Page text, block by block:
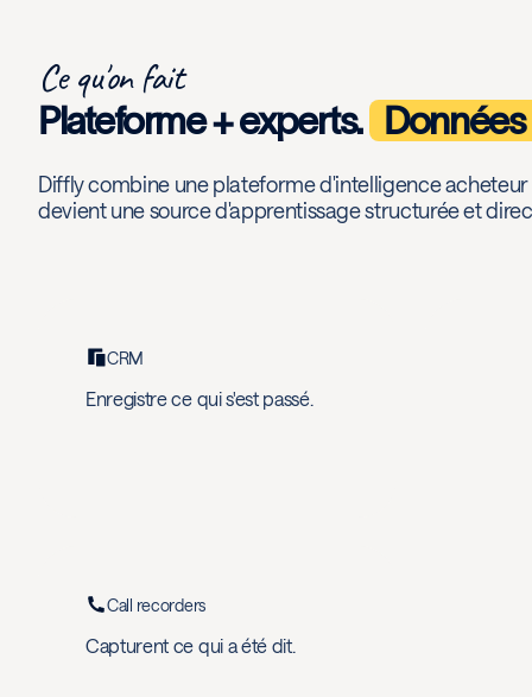
Ce qu'on fait
Plateforme + experts.
Diffly combine une plateforme d'intelligence
devient une source d'apprentissage structurée et
CRM
Enregistre ce qui s'est passé.
Call recorders
Capturent ce qui a été dit.